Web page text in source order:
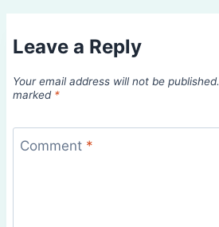
Leave a Reply
Your email address will not be published.
marked *
Comment *